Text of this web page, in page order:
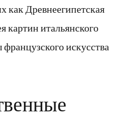
как Древнеегипетская
картин итальянского
искусства